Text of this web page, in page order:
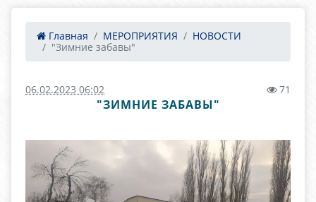
Главная МЕРОПРИЯТИЯ
НОВОСТИ
"Зимние забавы"
06.02.2023 06:02 71
"ЗИМНИЕ ЗАБАВЫ"